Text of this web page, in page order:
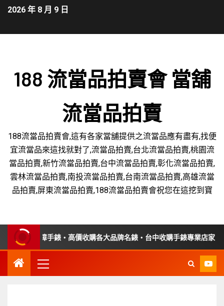
2026 年 8 月 9 日
188 流當品拍賣會 當舖
流當品拍賣
188流當品拍賣會,這有各家當舖提供之流當品應有盡有,找便
宜流當品來這找就對了,流當品拍賣,台北流當品拍賣,桃園流
當品拍賣,新竹流當品拍賣,台中流當品拍賣,彰化流當品拍賣,
雲林流當品拍賣,南投流當品拍賣,台南流當品拍賣,高雄流當
品拍賣,屏東流當品拍賣,188流當品拍賣會祝您在這挖到寶
收購故障手錶・高價收購各大品牌名錶・台中收購手錶專業店家・平價